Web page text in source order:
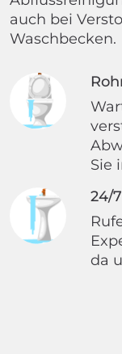
auch bei
Waschbecken.
Sie
24/
da